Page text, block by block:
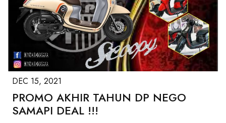
DEC 15, 2021
PROMO AKHIR TAHUN DP NEGO
SAMAPI DEAL !!!